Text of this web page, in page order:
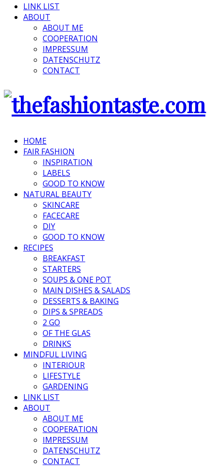
LINK LIST
ABOUT
ABOUT ME
COOPERATION
IMPRESSUM
DATENSCHUTZ
CONTACT
HOME
FAIR FASHION
INSPIRATION
LABELS
GOOD TO KNOW
NATURAL BEAUTY
SKINCARE
FACECARE
DIY
GOOD TO KNOW
RECIPES
BREAKFAST
STARTERS
SOUPS & ONE POT
MAIN DISHES & SALADS
DESSERTS & BAKING
DIPS & SPREADS
2 GO
OF THE GLAS
DRINKS
MINDFUL LIVING
INTERIOUR
LIFESTYLE
GARDENING
LINK LIST
ABOUT
ABOUT ME
COOPERATION
IMPRESSUM
DATENSCHUTZ
CONTACT